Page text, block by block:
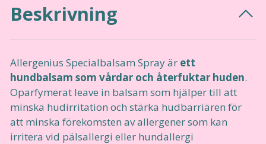
Beskrivning
Allergenius Specialbalsam Spray är ett
hundbalsam som vårdar och återfuktar huden.
Oparfymerat leave in balsam som hjälper till att
minska hudirritation och stärka hudbarriären för
att minska förekomsten av allergener som kan
irritera vid pälsallergi eller hundallergi